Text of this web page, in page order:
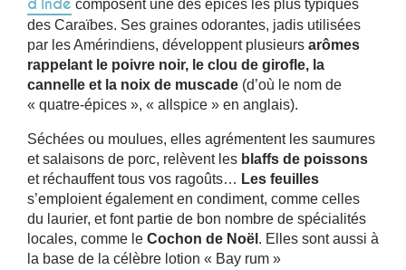
d’Inde composent une des épices les plus typiques
des Caraïbes. Ses graines odorantes, jadis utilisées
par les Amérindiens, développent plusieurs arômes
rappelant le poivre noir, le clou de girofle, la
cannelle et la noix de muscade (d’où le nom de
« quatre-épices », « allspice » en anglais).
Séchées ou moulues, elles agrémentent les saumures
et salaisons de porc, relèvent les blaffs de poissons
et réchauffent tous vos ragoûts… Les feuilles
s’emploient également en condiment, comme celles
du laurier, et font partie de bon nombre de spécialités
locales, comme le Cochon de Noël . Elles sont aussi à
la base de la célèbre lotion « Bay rum »